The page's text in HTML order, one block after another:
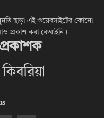
ছাড়া এই ওয়েবসাইটের কোনো
প্রকাশ করা বেআইনি।